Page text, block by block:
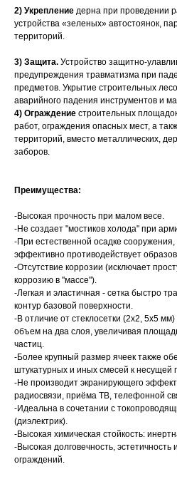
2) Укрепление дерна при проведении
устройства «зеленых» автостоянок,
территорий.
3) Защита. Устройство защитно-
предупреждения травматизма при
предметов. Укрытие строительных
аварийного падения инструментов и
4) Ограждение строительных
работ, ограждения опасных мест, а
территорий, вместо металлических,
заборов.
Преимущества:
-Высокая прочность при малом весе.
-Не создает "мостиков холода" при
-При естественной осадке сооружения,
эффективно противодействует
-Отсутствие коррозии (исключает
коррозию в "массе").
-Легкая и эластичная - сетка быстро
контур базовой поверхности.
-В отличие от стеклосетки (2х2, 5х5
объем на два слоя, увеличивая
частиц.
-Более крупный размер ячеек также
штукатурных и иных смесей к несущей
-Не производит экранирующего
радиосвязи, приёма ТВ, телефонной
-Идеальна в сочетании с
(диэлектрик).
-Высокая химическая стойкость:
-Высокая долговечность, эстетичность
ограждений.